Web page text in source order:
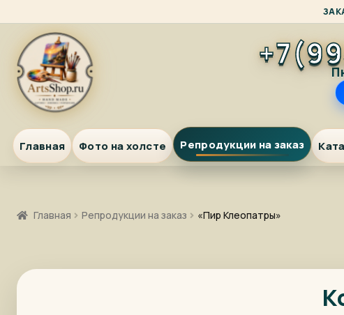
ЗАК
Перейти
к
навигации
Перейти
к
содержимому
Главная Фото на холсте Репродукции на заказ
Главная Репродукции на заказ «Пир Клеопатры»